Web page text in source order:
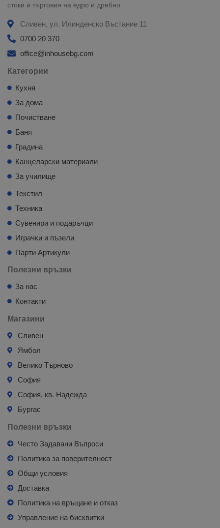
стоки и търговия на едро и дребно.
Сливен, ул. Илинденско Въстание 11
0700 20 370
office@inhousebg.com
Категории
Кухня
За дома
Почистване
Баня
Градина
Канцеларски материали
За училище
Текстил
Техника
Сувенири и подаръчци
Играчки и пъзели
Парти Артикули
Полезни връзки
За нас
Контакти
Магазини
Сливен
Ямбол
Велико Търново
София
София, кв. Надежда
Бургас
Полезни връзки
Често Задавани Въпроси
Политика за поверителност
Общи условия
Доставка
Политика на връщане и отказ
Управление на бисквитки